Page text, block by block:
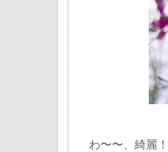
わ〜〜、綺麗！